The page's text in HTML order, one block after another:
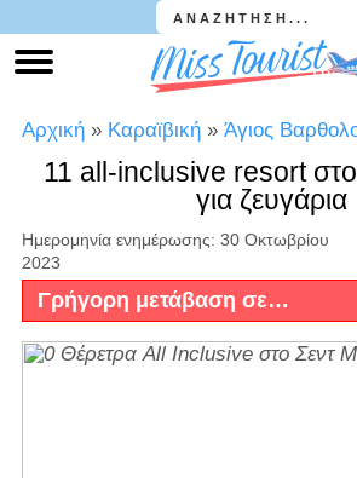
Αρχική » Καραϊβική » Άγιος
11 all-inclusive resort
για ζευγάρια
Ημερομηνία ενημέρωσης: 30 Οκτωβρίου
2023
Γρήγορη μετάβαση σε…